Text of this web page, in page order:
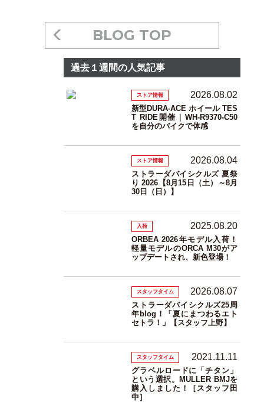
BLOG TOP
過去１週間の人気記事
ストア情報 2026.08.02
新型DURA-ACE ホイール TES
T RIDE開催｜WH-R9370-C50
を自分のバイクで体感
ストア情報 2026.08.04
ストラーダバイシクルズ 夏祭
り 2026【8月15日（土）～8月
30日（日）】
入荷 2025.08.20
ORBEA 2026年モデル入荷！
軽量モデルのORCA M30がア
ップデートされ、新色登場！
スタッフタイム 2026.08.07
ストラーダバイシクルズ25周
年blog！「夏にまつわるエト
セトラ！」【スタッフ上野】
スタッフタイム 2021.11.11
グラベルロードに「チタン」
という選択。MULLER BMJを
購入しました！［スタッフ田
中］